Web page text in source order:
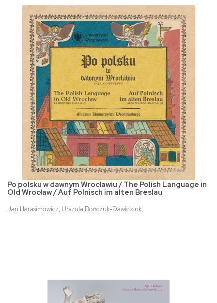
Po polsku w dawnym Wrocławiu / The Polish Language in
Old Wrocław / Auf Polnisch im alten Breslau
Jan Harasimowicz, Urszula Bończuk-Dawidziuk